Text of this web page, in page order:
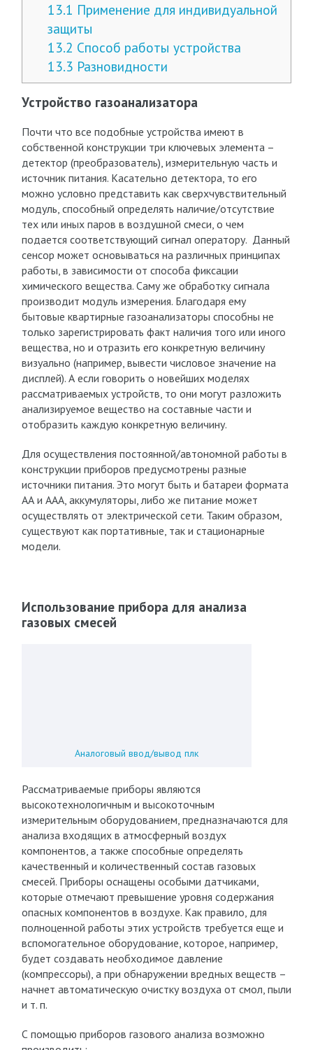
13.1 Применение для индивидуальной
защиты
13.2 Способ работы устройства
13.3 Разновидности
Устройство газоанализатора
Почти что все подобные устройства имеют в
собственной конструкции три ключевых элемента –
детектор (преобразователь), измерительную часть и
источник питания. Касательно детектора, то его
можно условно представить как сверхчувствительный
модуль, способный определять наличие/отсутствие
тех или иных паров в воздушной смеси, о чем
подается соответствующий сигнал оператору. Данный
сенсор может основываться на различных принципах
работы, в зависимости от способа фиксации
химического вещества. Саму же обработку сигнала
производит модуль измерения. Благодаря ему
бытовые квартирные газоанализаторы способны не
только зарегистрировать факт наличия того или иного
вещества, но и отразить его конкретную величину
визуально (например, вывести числовое значение на
дисплей). А если говорить о новейших моделях
рассматриваемых устройств, то они могут разложить
анализируемое вещество на составные части и
отобразить каждую конкретную величину.
Для осуществления постоянной/автономной работы в
конструкции приборов предусмотрены разные
источники питания. Это могут быть и батареи формата
АА и ААА, аккумуляторы, либо же питание может
осуществлять от электрической сети. Таким образом,
существуют как портативные, так и стационарные
модели.
Использование прибора для анализа
газовых смесей
Аналоговый ввод/вывод плк
Рассматриваемые приборы являются
высокотехнологичным и высокоточным
измерительным оборудованием, предназначаются для
анализа входящих в атмосферный воздух
компонентов, а также способные определять
качественный и количественный состав газовых
смесей. Приборы оснащены особыми датчиками,
которые отмечают превышение уровня содержания
опасных компонентов в воздухе. Как правило, для
полноценной работы этих устройств требуется еще и
вспомогательное оборудование, которое, например,
будет создавать необходимое давление
(компрессоры), а при обнаружении вредных веществ –
начнет автоматическую очистку воздуха от смол, пыли
и т. п.
С помощью приборов газового анализа возможно